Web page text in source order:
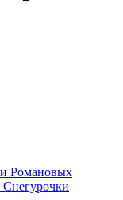
Романовых
Снегурочки